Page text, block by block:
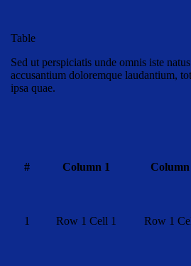
Table
Sed ut perspiciatis unde omnis iste
accusantium doloremque laudantium,
ipsa quae.
# Column 1 Column
1 Row 1 Cell 1 Row 1